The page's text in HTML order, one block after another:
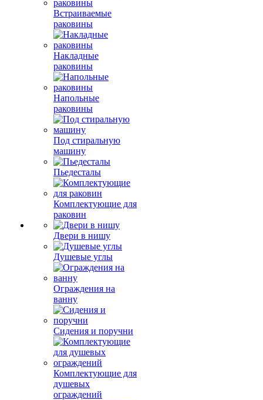
Встраиваемые
раковины
Накладные
раковины
Напольные
раковины
Под стиральную
машину
Пьедесталы
Комплектующие для
раковин
Двери в нишу
Душевые углы
Ограждения на
ванну
Сидения и поручни
Комплектующие для
душевых
ограждений